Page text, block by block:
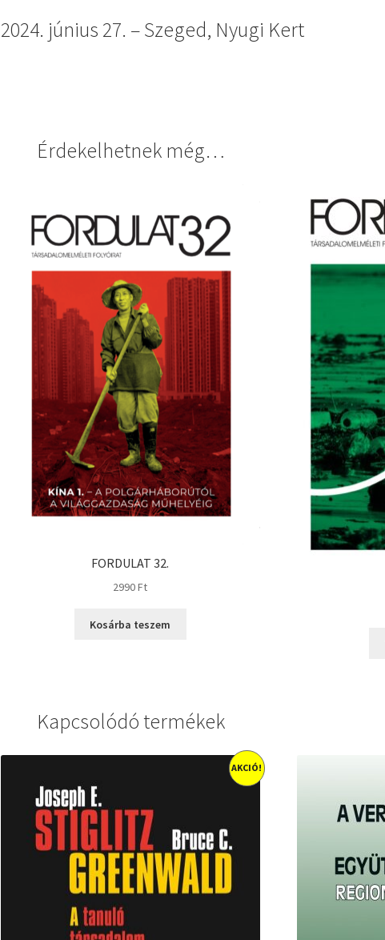
2024. június 27. – Szeged, Nyugi Kert
Érdekelhetnek még…
FORDULAT 32.
2990Ft
Kosárba teszem
Kapcsolódó termékek
AKCIÓ!